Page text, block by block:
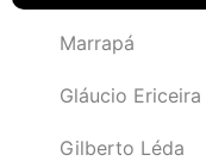
Marrapá
Gláucio Ericeira
Gilberto Léda